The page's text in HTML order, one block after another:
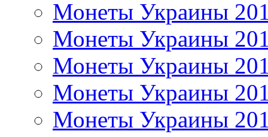
Монеты Украины
Монеты Украины
Монеты Украины
Монеты Украины
Монеты Украины